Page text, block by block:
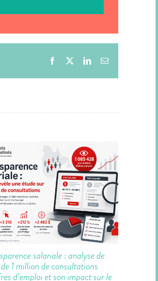
Facebook
X LinkedInEmail
salariale : analyse de
1 million de consultations
d’emploi et son impact sur le